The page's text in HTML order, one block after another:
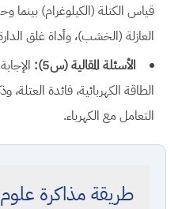
قياس الكتلة (الكيلوغرام) بينما
العازلة (الخشب)، وأداة غلق الدارة
الأسئلة المقالية (س5):
التعامل مع الكهرباء.
طريقة مذاكرة